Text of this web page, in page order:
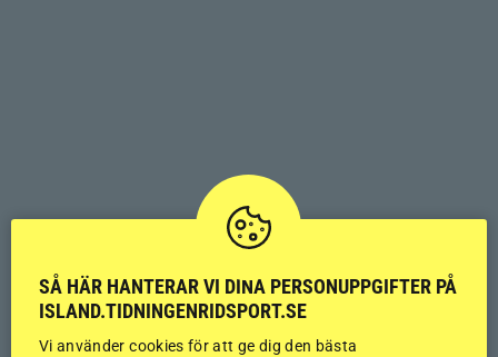
SÅ HÄR HANTERAR VI DINA PERSONUPPGIFTER PÅ
ISLAND.TIDNINGENRIDSPORT.SE
Vi använder cookies för att ge dig den bästa